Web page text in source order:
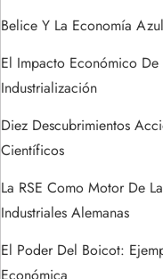
d
a
s
Belice Y La Economía
El Impacto Económico De
Industrialización
Diez Descubrimientos
Científicos
La RSE Como Motor De
Industriales Alemanas
El Poder Del Boicot: